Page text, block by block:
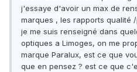
j'essaye d'avoir un max de
marques , les rapports qualité /
je me suis renseigné dans
optiques a Limoges, on me
marque Paralux, est ce que
que en pensez ? est ce que